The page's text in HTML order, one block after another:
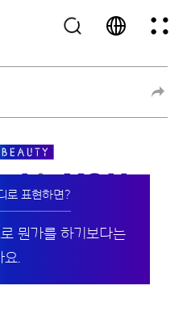
로 표현하면?
뭔가를 하기보다는
.